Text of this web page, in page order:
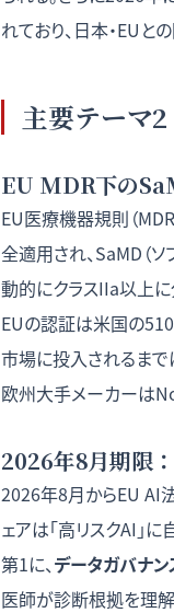
れており、日本・EUと
主要テーマ
EU MDR下の
EU医療機器規則（
全適用され、SaMD（
動的にクラスIIa以上
EUの認証は米国の
市場に投入されるまで
欧州大手メーカーは
2026年8月期限
2026年8月からEU AI
ェアは「高リスクAI」
第1に、データガバナン
医師が診断根拠を理解